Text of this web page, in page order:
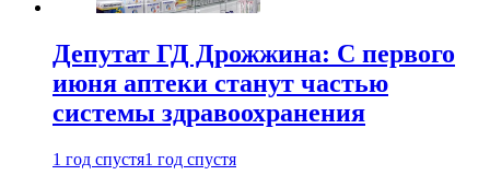
Депутат ГД Дрожжина: С первого
июня аптеки станут частью
системы здравоохранения
1 год спустя1 год спустя